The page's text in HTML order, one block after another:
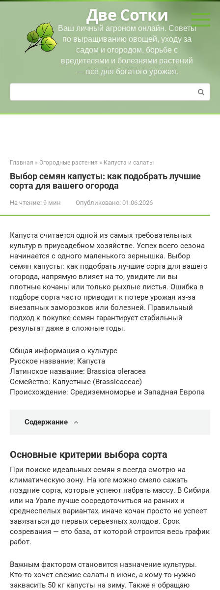
Перейти
Две Сотки
Ваш личный агроном онлайн. Советы
по выращиванию овощей, уходу за
садом и огородом, борьбе с
вредителями и болезнями растений
— всё для богатого урожая.
Поиск:
Главная » Огородные растения » Капуста и салаты
Выбор семян капусты: как подобрать лучшие
сорта для вашего огорода
На чтение: 9 мин Опубликовано: 01.06.2026
Капуста считается одной из самых требовательных
культур в приусадебном хозяйстве. Успех всего сезона
начинается с одного маленького зернышка. Выбор
семян капусты: как подобрать лучшие сорта для вашего
огорода, напрямую влияет на то, увидите ли вы
плотные кочаны или только рыхлые листья. Ошибка в
подборе сорта часто приводит к потере урожая из-за
внезапных заморозков или болезней. Правильный
подход к покупке семян гарантирует стабильный
результат даже в сложные годы.
Общая информация о культуре
Русское название: Капуста
Латинское название: Brassica oleracea
Семейство: Капустные (Brassicaceae)
Происхождение: Средиземноморье и Западная Европа
Содержание
Основные критерии выбора сорта
При поиске идеальных семян я всегда смотрю на
климатическую зону. На юге можно смело сажать
поздние сорта, которые успеют набрать массу. В Сибири
или на Урале лучше сосредоточиться на ранних и
среднеспелых вариантах, иначе кочан просто не успеет
завязаться до первых серьезных холодов. Срок
созревания — это база, от которой строится весь график
работ.
Важным фактором становится назначение культуры.
Кто-то хочет свежие салаты в июне, а кому-то нужно
заквасить 50 кг капусты на зиму. Также я обращаю